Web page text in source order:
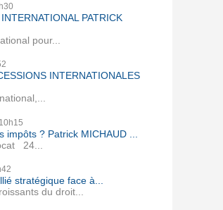
PATRICK
pour...
INTERNATIONALES
10h15
? Patrick MICHAUD ...
24...
stratégique face à...
du droit...